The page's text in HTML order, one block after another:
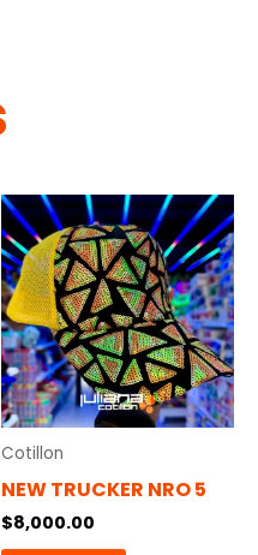
Cotillon
NEW TRUCKER NRO 5
$8,000.00